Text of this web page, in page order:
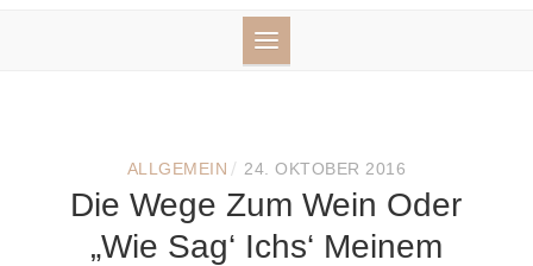
ALLGEMEIN / 24. OKTOBER 2016
Die Wege Zum Wein Oder
„Wie Sag‘ Ichs‘ Meinem